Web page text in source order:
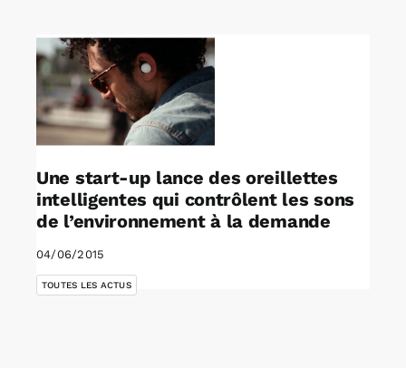
Rechercher:
Annonces emploi
Une start-up lance des oreillettes
intelligentes qui contrôlent les sons
de l’environnement à la demande
04/06/2015
TOUTES LES ACTUS